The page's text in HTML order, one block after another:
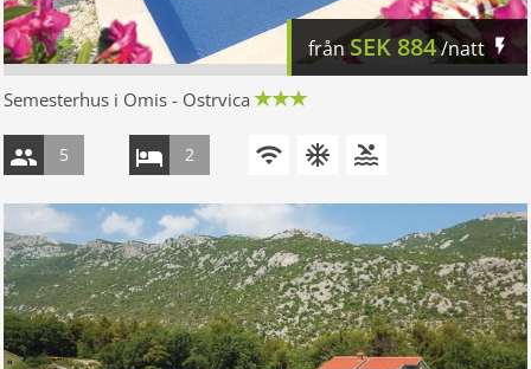
frånSEK884/natt
Semesterhus i Omis - Ostrvica
5 2